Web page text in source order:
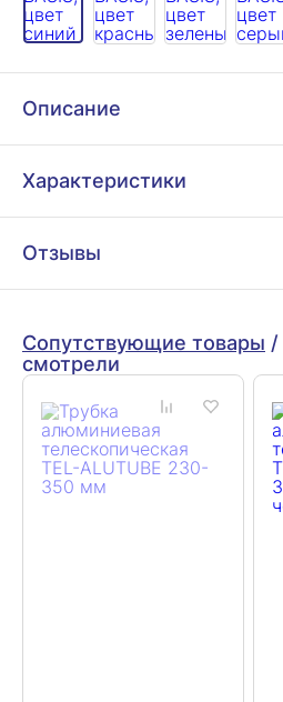
Описание
Характеристики
Отзывы
Сопутствующие товары /
смотрели